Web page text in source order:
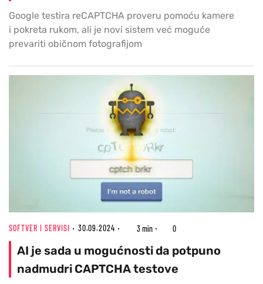
Google testira reCAPTCHA proveru pomoću kamere
i pokreta rukom, ali je novi sistem već moguće
prevariti običnom fotografijom
SOFTVER I SERVISI 30.09.2024 3 min 0
AI je sada u mogućnosti da potpuno
nadmudri CAPTCHA testove